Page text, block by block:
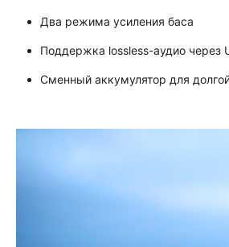
Два режима усиления баса
Поддержка lossless-аудио через
Сменный аккумулятор для